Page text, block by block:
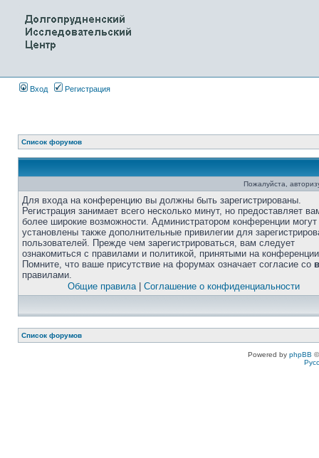
Вход Регистрация
Список форумов
Пожалуйста,
Для входа на конференцию вы должны быть зарегистрированы.
Регистрация занимает всего несколько минут, но предоставляет
более широкие возможности. Администратором конференции
установлены также дополнительные привилегии для
пользователей. Прежде чем зарегистрироваться, вам следует
ознакомиться с правилами и политикой, принятыми на
Помните, что ваше присутствие на форумах означает согласие со
правилами.
Общие правила| Соглашение о конфиденциальности
Список форумов
Powered by phpBB